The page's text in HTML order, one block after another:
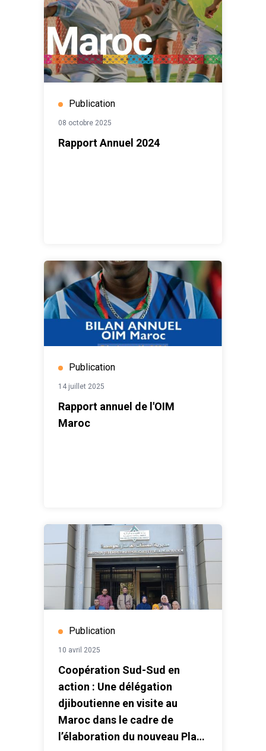
Publication
08 octobre 2025
Rapport Annuel 2024
Publication
14 juillet 2025
Rapport annuel de l'OIM
Maroc
Publication
10 avril 2025
Coopération Sud-Sud en
action : Une délégation
djiboutienne en visite au
Maroc dans le cadre de
l’élaboration du nouveau Plan